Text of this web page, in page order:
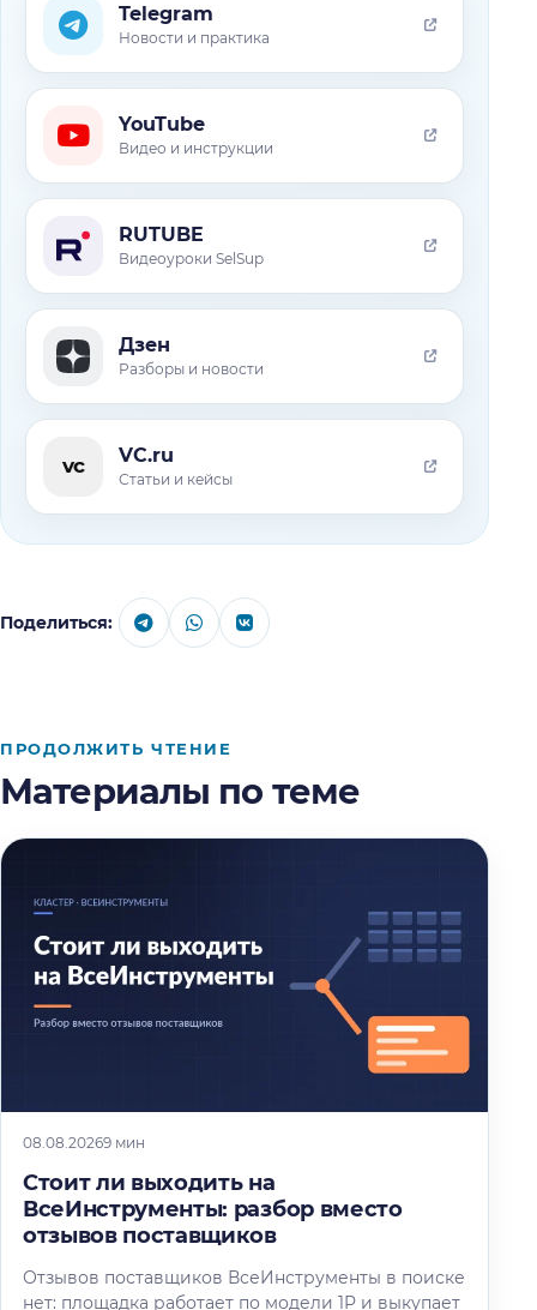
Telegram
Новости и практика
YouTube
Видео и инструкции
RUTUBE
Видеоуроки SelSup
Дзен
Разборы и новости
vc VC.ru
Статьи и кейсы
Поделиться:
ПРОДОЛЖИТЬ ЧТЕНИЕ
Материалы по теме
08.08.20269 мин
Стоит ли выходить на
ВсеИнструменты: разбор вместо
отзывов поставщиков
Отзывов поставщиков ВсеИнструменты в поиске
нет: площадка работает по модели 1P и выкупает